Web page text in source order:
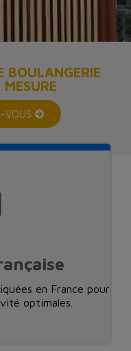
BOULANGERIE
MESURE
VOUS
en France pour
optimales.